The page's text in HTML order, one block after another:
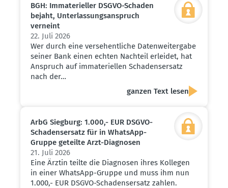
BGH: Immate­ri­eller DSGVO-Schaden
bejaht, Unter­las­sungs­an­spruch
verneint
22. Juli 2026
Wer durch eine versehentliche Datenweitergabe
seiner Bank einen echten Nachteil erleidet, hat
Anspruch auf immateriellen Schadensersatz
nach der…
ganzen Text lesen
ArbG Siegburg: 1.000,- EUR DSGVO-
Schadens­ersatz für in WhatsApp-
Gruppe geteilte Arzt-Diagnosen
21. Juli 2026
Eine Ärztin teilte die Diagnosen ihres Kollegen
in einer WhatsApp-Gruppe und muss ihm nun
1.000,- EUR DSGVO-Schadensersatz zahlen.